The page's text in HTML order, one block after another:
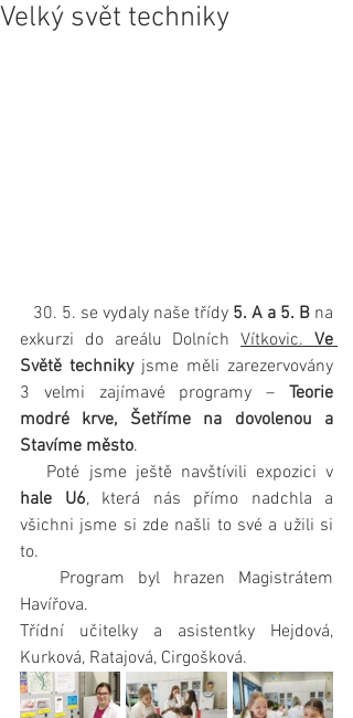
Velký svět techniky
   30. 5. se vydaly naše třídy
5. A a 5. B na
exkurzi do areálu Dolních Vítkovic.
Ve
Světě techniky jsme měli zarezervovány
3 velmi zajímavé programy – Teorie
modré krve, Šetříme na dovolenou a
Stavíme město.
hale U6, která nás přímo nadchla a
všichni jsme si zde našli to své a užili si
to.
Havířova.
Třídní učitelky a asistentky Hejdová,
Kurková, Ratajová, Cirgošková.